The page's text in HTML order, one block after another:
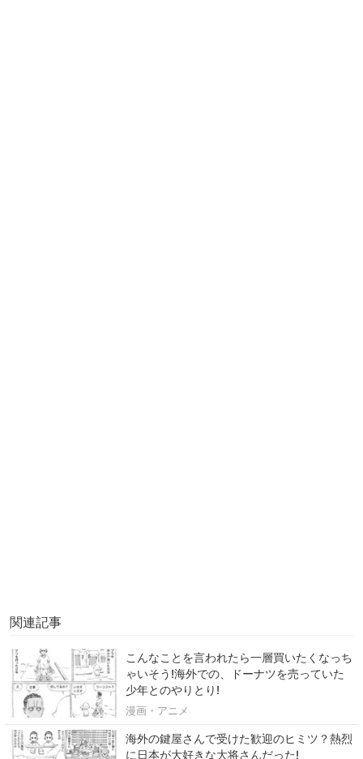
関連記事
こんなことを言われたら一層買いたくなっち
ゃいそう!海外での、ドーナツを売っていた
少年とのやりとり!
漫画・アニメ
海外の鍵屋さんで受けた歓迎のヒミツ？熱烈
に日本が大好きな大将さんだった!